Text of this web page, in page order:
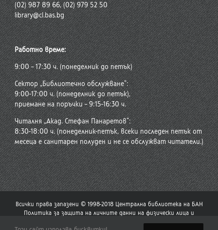
(02) 987 89 66, (02) 979 52 50
library@cl.bas.bg
Работно време:
9:00 – 17:30 ч. (понеделник до петък)
Сектор „Библиотечно обслужване“:
9:00-17:00 ч. (понеделник до петък),
приемане на поръчки – 9:15-16:30 ч.
Читалня „Акад. Стефан Панаретов“:
8:30-18:00 ч. (понеделник-петък, всеки последен петък от
месеца е санитарен полуден и не се обслужват читатели.)
Всички права запазени © 1998-2018 Централна библиотека на БАН
Политика за защита на личните данни на физически лица и
политика за употреба на бисквитки